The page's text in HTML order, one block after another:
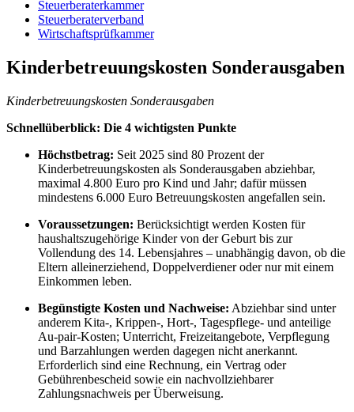
Steuerberaterkammer
Steuerberaterverband
Wirtschaftsprüfkammer
Kinderbetreuungskosten Sonderausgaben
Kinderbetreuungskosten Sonderausgaben
Schnellüberblick: Die 4 wichtigsten Punkte
Höchstbetrag: Seit 2025 sind 80 Prozent der
Kinderbetreuungskosten als Sonderausgaben abziehbar,
maximal 4.800 Euro pro Kind und Jahr; dafür müssen
mindestens 6.000 Euro Betreuungskosten angefallen sein.
Voraussetzungen: Berücksichtigt werden Kosten für
haushaltszugehörige Kinder von der Geburt bis zur
Vollendung des 14. Lebensjahres – unabhängig davon, ob die
Eltern alleinerziehend, Doppelverdiener oder nur mit einem
Einkommen leben.
Begünstigte Kosten und Nachweise: Abziehbar sind unter
anderem Kita-, Krippen-, Hort-, Tagespflege- und anteilige
Au-pair-Kosten; Unterricht, Freizeitangebote, Verpflegung
und Barzahlungen werden dagegen nicht anerkannt.
Erforderlich sind eine Rechnung, ein Vertrag oder
Gebührenbescheid sowie ein nachvollziehbarer
Zahlungsnachweis per Überweisung.